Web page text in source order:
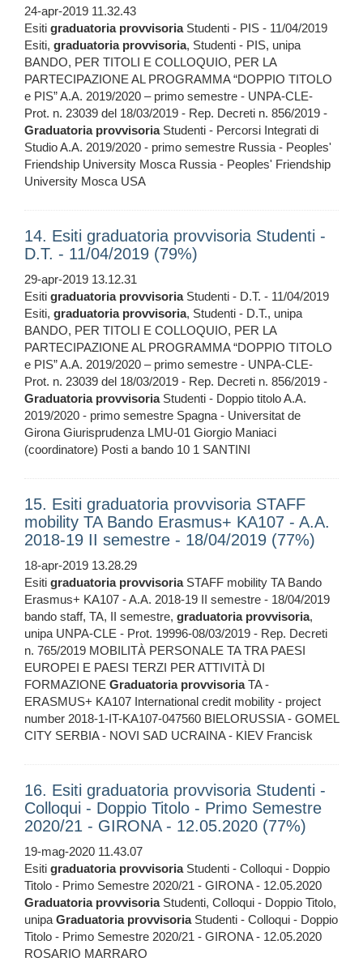
24-apr-2019 11.32.43
Esiti graduatoria provvisoriaStudenti - PIS - 11/04/2019
Esiti, graduatoria provvisoria, Studenti - PIS, unipa
BANDO, PER TITOLI E COLLOQUIO, PER LA
PARTECIPAZIONE AL PROGRAMMA “DOPPIO TITOLO
e PIS” A.A. 2019/2020 – primo semestre - UNPA-CLE-
Prot. n. 23039 del 18/03/2019 - Rep. Decreti n. 856/2019 -
Graduatoria provvisoriaStudenti - Percorsi Integrati di
Studio A.A. 2019/2020 - primo semestre Russia - Peoples'
Friendship University Mosca Russia - Peoples' Friendship
University Mosca USA
14. Esiti graduatoria provvisoria Studenti -
D.T. - 11/04/2019 (79%)
29-apr-2019 13.12.31
Esiti graduatoria provvisoriaStudenti - D.T. - 11/04/2019
Esiti, graduatoria provvisoria, Studenti - D.T., unipa
BANDO, PER TITOLI E COLLOQUIO, PER LA
PARTECIPAZIONE AL PROGRAMMA “DOPPIO TITOLO
e PIS” A.A. 2019/2020 – primo semestre - UNPA-CLE-
Prot. n. 23039 del 18/03/2019 - Rep. Decreti n. 856/2019 -
Graduatoria provvisoriaStudenti - Doppio titolo A.A.
2019/2020 - primo semestre Spagna - Universitat de
Girona Giurisprudenza LMU-01 Giorgio Maniaci
(coordinatore) Posti a bando 10 1 SANTINI
15. Esiti graduatoria provvisoria STAFF
mobility TA Bando Erasmus+ KA107 - A.A.
2018-19 II semestre - 18/04/2019 (77%)
18-apr-2019 13.28.29
Esiti graduatoria provvisoriaSTAFF mobility TA Bando
Erasmus+ KA107 - A.A. 2018-19 II semestre - 18/04/2019
bando staff, TA, II semestre, graduatoria provvisoria,
unipa UNPA-CLE - Prot. 19996-08/03/2019 - Rep. Decreti
n. 765/2019 MOBILITÀ PERSONALE TA TRA PAESI
EUROPEI E PAESI TERZI PER ATTIVITÀ DI
FORMAZIONE Graduatoria provvisoriaTA -
ERASMUS+ KA107 International credit mobility - project
number 2018-1-IT-KA107-047560 BIELORUSSIA - GOMEL
CITY SERBIA - NOVI SAD UCRAINA - KIEV Francisk
16. Esiti graduatoria provvisoria Studenti -
Colloqui - Doppio Titolo - Primo Semestre
2020/21 - GIRONA - 12.05.2020 (77%)
19-mag-2020 11.43.07
Esiti graduatoria provvisoriaStudenti - Colloqui - Doppio
Titolo - Primo Semestre 2020/21 - GIRONA - 12.05.2020
Graduatoria provvisoriaStudenti, Colloqui - Doppio Titolo,
unipaGraduatoria provvisoriaStudenti - Colloqui - Doppio
Titolo - Primo Semestre 2020/21 - GIRONA - 12.05.2020
ROSARIO MARRARO